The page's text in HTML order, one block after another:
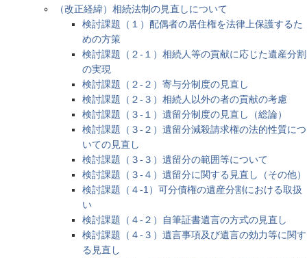
（改正経緯）相続法制の見直しについて
検討課題（１）配偶者の居住権を法律上保護するた
めの方策
検討課題（２-１）相続人等の貢献に応じた遺産分割
の実現
検討課題（２-２）寄与分制度の見直し
検討課題（２-３）相続人以外の者の貢献の考慮
検討課題（３-１）遺留分制度の見直し（総論）
検討課題（３-２）遺留分減殺請求権の法的性質につ
いての見直し
検討課題（３-３）遺留分の範囲等について
検討課題（３-４）遺留分に関する見直し（その他）
検討課題（４-1）可分債権の遺産分割における取扱
い
検討課題（４-２）自筆証書遺言の方式の見直し
検討課題（４-３）遺言事項及び遺言の効力等に関す
る見直し